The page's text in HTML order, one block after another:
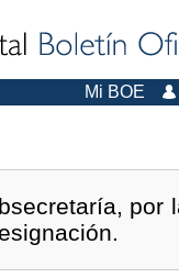
Mi BOE
por